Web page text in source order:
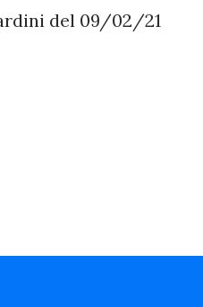
del 09/02/21